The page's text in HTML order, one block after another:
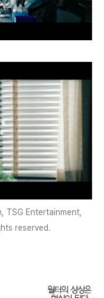
TSG Entertainment,
reserved.